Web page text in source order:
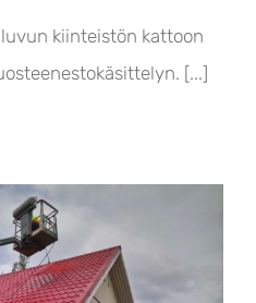
kiinteistön kattoon
[...]